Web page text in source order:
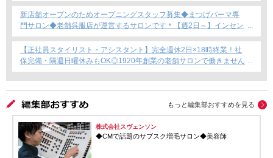
新店舗オープンのためオープニングスタッフ募集◆まつげパーマ専
門サロン◆老舗呉服店が運営するサロンです＊【週2日～】インセン
ティブあり◎
【正社員スタイリスト・アシスタント】完全週休2日×18時終業！社
保完備・隔週日曜休みもOK◎1920年創業の老舗サロンで働きません
か？
もっと編集部おすすめを見る
株式会社スヴェンソン
◆CMで話題のサブスク増毛サロン◆美容師 週１〜勤務もOK！